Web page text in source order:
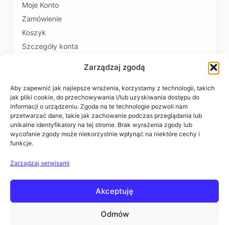
Zarządzaj zgodą
Aby zapewnić jak najlepsze wrażenia, korzystamy z technologii, takich
jak pliki cookie, do przechowywania i/lub uzyskiwania dostępu do
informacji o urządzeniu. Zgoda na te technologie pozwoli nam
przetwarzać dane, takie jak zachowanie podczas przeglądania lub
unikalne identyfikatory na tej stronie. Brak wyrażenia zgody lub
wycofanie zgody może niekorzystnie wpłynąć na niektóre cechy i
funkcje.
Zarządzaj serwisami
Akceptuję
Odmów
Moje Konto
Zamówienie
Koszyk
Szczegóły konta
PŁATNOŚCI I DOSTAWA
Formy płatności
Czas realizacji i koszty dostawy
INFORMACJE
Regulaminy